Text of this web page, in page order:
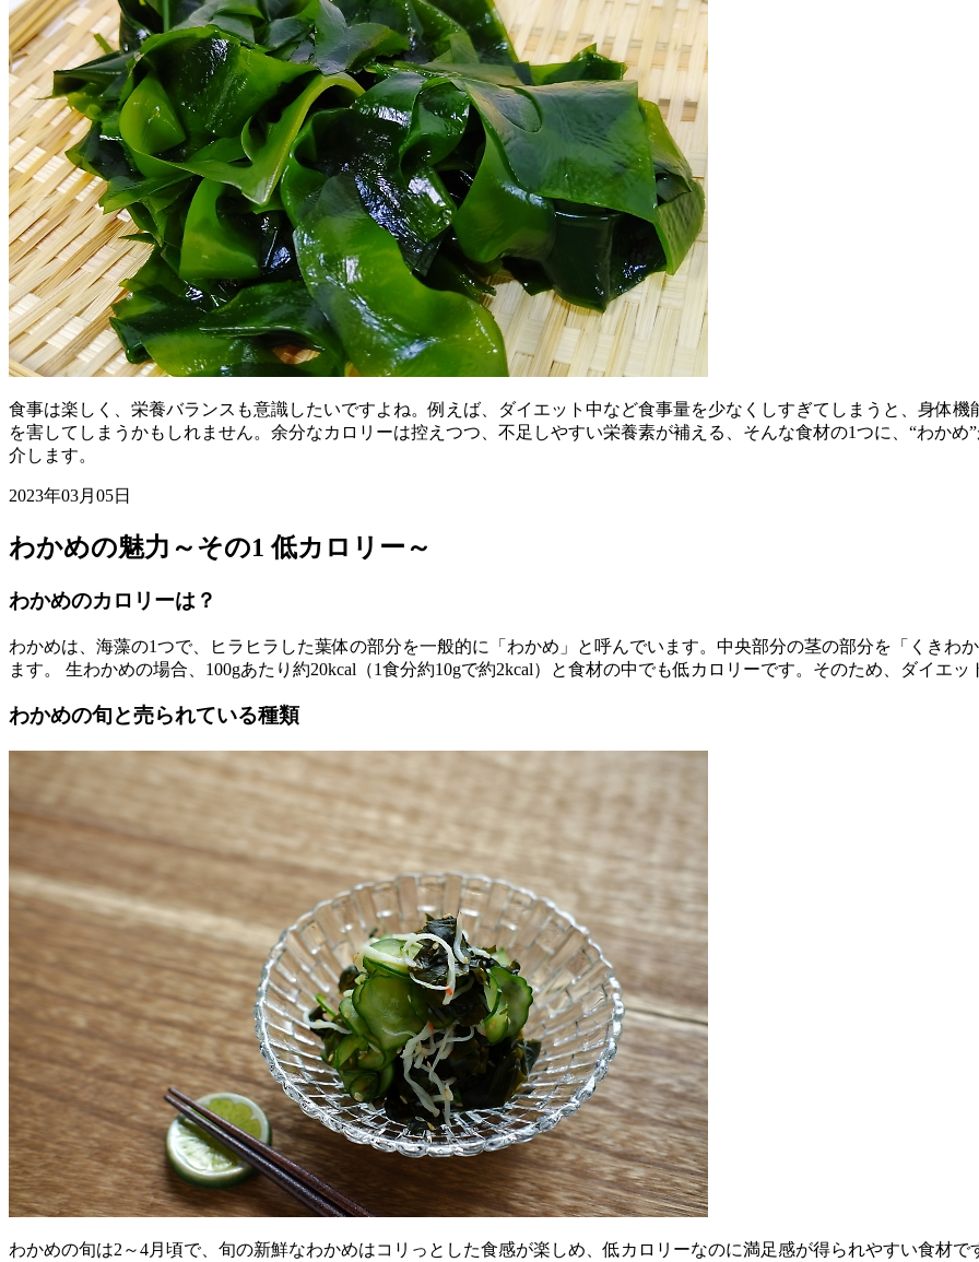
食事は楽しく、栄養バランスも意識したいですよね。例えば、ダイエット中など食事量を少なくしすぎてしまうと、身体
を害してしまうかもしれません。余分なカロリーは控えつつ、不足しやすい栄養素が補える、そんな食材の1つに、“わか
介します。
2023年03月05日
わかめの魅力～その1 低カロリー～
わかめのカロリーは？
わかめは、海藻の1つで、ヒラヒラした葉体の部分を一般的に「わかめ」と呼んでいます。中央部分の茎の部分を「くきわ
ます。 生わかめの場合、100gあたり約20kcal（1食分約10gで約2kcal）と食材の中でも低カロリーです。そのため、ダイエ
わかめの旬と売られている種類
わかめの旬は2～4月頃で、旬の新鮮なわかめはコリっとした食感が楽しめ、低カロリーなのに満足感が得られやすい食材